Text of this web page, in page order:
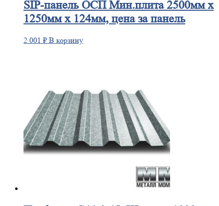
SIP-панельОСП Мин.плита 2500мм х
1250мм х 124мм, цена за панель
2 001 ₽ В корзину